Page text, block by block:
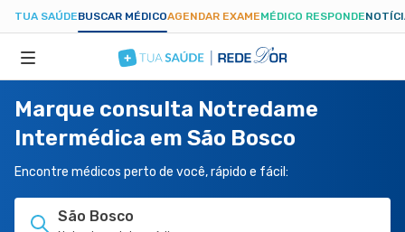
TUA SAÚDEBUSCAR MÉDICOAGENDAR EXAMEMÉDICO RESPONDE
ESPECIALIDADES
HOSPITAIS
TUASAUDE.COM
Marque consulta Notredame
Intermédica em São Bosco
Encontre médicos perto de você, rápido e fácil:
São Bosco